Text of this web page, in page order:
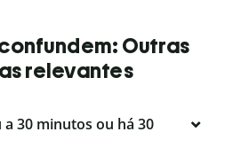
Outras
relevantes
30 minutos ou há 30